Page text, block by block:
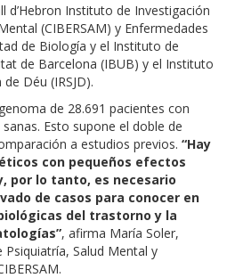
d’Hebron Instituto de Investigación
(CIBERSAM) y Enfermedades
de Biología y el Instituto de
de Barcelona (IBUB) y el Instituto
Déu (IRSJD).
de 28.691 pacientes con
Esto supone el doble de
a estudios previos. “Hay
con pequeños efectos
por lo tanto, es necesario
de casos para conocer en
del trastorno y la
, afirma María Soler,
Salud Mental y